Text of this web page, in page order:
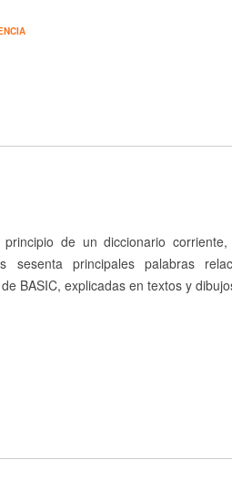
principio de un diccionario
sesenta principales palabras
BASIC, explicadas en textos y